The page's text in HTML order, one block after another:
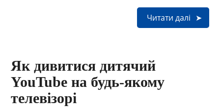
Читати далі
Як дивитися дитячий
YouTube на будь-якому
телевізорі